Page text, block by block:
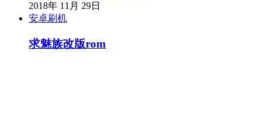
2018年 11月 29日
安卓刷机
求魅族改版rom